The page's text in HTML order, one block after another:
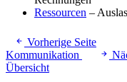
Ressourcen –
Vorherige Seite
Kommunikation
Übersicht